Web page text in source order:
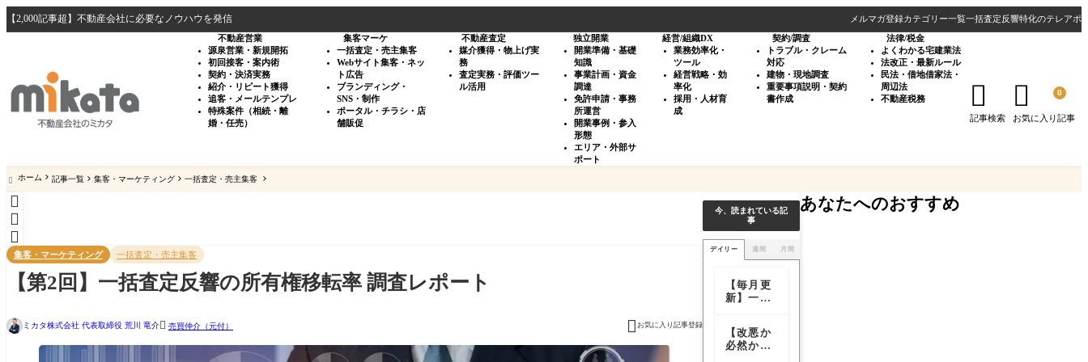
【2,000記事超】不動産会社に必要なノウハウを発信 メルマガ登録カテゴリー一覧一括査定反響特化のテレアポ
不動産営業
源泉営業・新規開拓
初回接客・案内術
契約・決済実務
紹介・リピート獲得
追客・メールテンプレ
特殊案件（相続・離
婚・任売）
集客マーケ
一括査定・売主集客
Webサイト集客・ネッ
ト広告
ブランディング・
SNS・制作
ポータル・チラシ・店
舗販促
不動産査定
媒介獲得・物上げ実
務
査定実務・評価ツー
ル活用
独立開業
開業準備・基礎
知識
事業計画・資金
調達
免許申請・事務
所運営
開業事例・参入
形態
エリア・外部サ
ポート
経営/組織DX
業務効率化・
ツール
経営戦略・効
率化
採用・人材育
成
契約/調査
トラブル・クレーム
対応
建物・現地調査
重要事項説明・契約
書作成
法律/税金
よくわかる宅建業法
法改正・最新ルール
民法・借地借家法・
周辺法
不動産税務

記事検索
 0
お気に入り記事
 ホーム 記事一覧 集客・マーケティング 一括査定・売主集客



集客・マーケティング 一括査定・売主集客
【第2回】一括査定反響の所有権移転率 調査レポート
ミカタ株式会社 代表取締役 荒川 竜介 売買仲介（元付）  お気に入り記事登録
今、読まれている記
事
デイリー 週間 月間
【毎月更
新】一括
の通電
率・訪問
【改悪か
必然か】
あなたへのおすすめ